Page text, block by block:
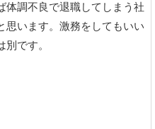
体調不良で退職してしまう社
思います。激務をしてもいい
です。